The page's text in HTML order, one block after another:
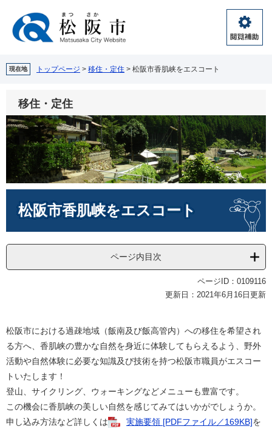
本
文
閲
覧
現在地 トップページ > 移住・定住 > 松阪市香肌峡をエスコート
移住・定住
松阪市香肌峡をエスコート
ページ内目次
ページID：0109116
更新日：2021年6月16日更新
松阪市における過疎地域（飯南及び飯高管内）への移住を希望され
る方へ、香肌峡の豊かな自然を身近に体験してもらえるよう、野外
活動や自然体験に必要な知識及び技術を持つ松阪市職員がエスコー
トいたします！
登山、サイクリング、ウォーキングなどメニューも豊富です。
この機会に香肌峡の美しい自然を感じてみてはいかがでしょうか。
申し込み方法など詳しくは
実施要領 [PDFファイル／169KB]を